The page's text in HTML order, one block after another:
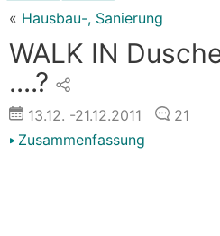
« Hausbau-, Sanierung
WALK IN
....?
13.12. -21.12.2011
21
Zusammenfassung